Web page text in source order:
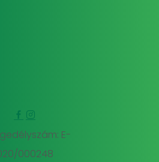
E-
000248